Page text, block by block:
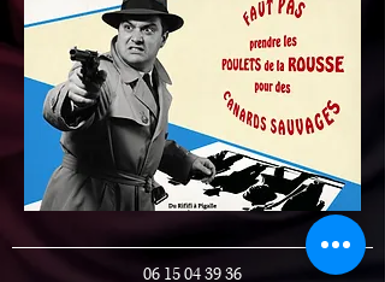
06 15 04 39 36